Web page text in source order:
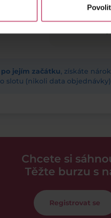
Aktuální
jejím začátku, získáte
slotu (nikoli data
Chcete si
Těžte burzu s
Registrovat se